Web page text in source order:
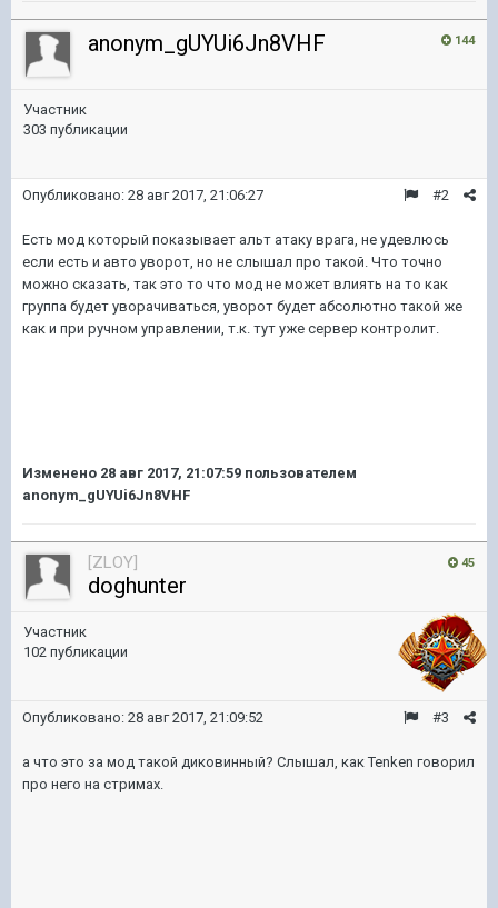
144
anonym_gUYUi6Jn8VHF
Участник
303 публикации
#2
Опубликовано: 28 авг 2017, 21:06:27
Есть мод который показывает альт атаку врага, не удевлюсь
если есть и авто уворот, но не слышал про такой. Что точно
можно сказать, так это то что мод не может влиять на то как
группа будет уворачиваться, уворот будет абсолютно такой же
как и при ручном управлении, т.к. тут уже сервер контролит.
Изменено 28 авг 2017, 21:07:59 пользователем
anonym_gUYUi6Jn8VHF
45
[ZLOY]
doghunter
Участник
102 публикации
#3
Опубликовано: 28 авг 2017, 21:09:52
а что это за мод такой диковинный? Слышал, как Tenken говорил
про него на стримах.